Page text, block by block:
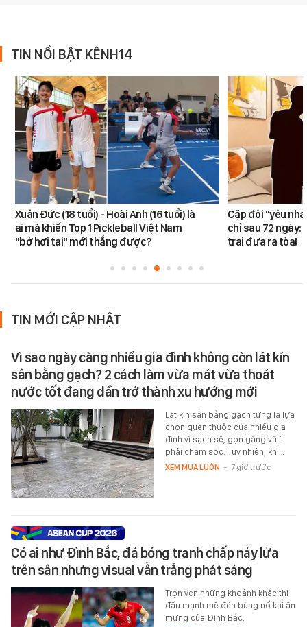
TIN NỔI BẬT KÊNH14
Xuân Đức (18 tuổi) - Hoài Anh (16 tuổi) là
ai mà khiến Top 1 Pickleball Việt Nam
"bở hơi tai" mới thắng được?
Cặp đôi "yêu
chỉ sau 72 ngày:
trai đưa ra tòa!
TIN MỚI CẬP NHẬT
Vì sao ngày càng nhiều gia đình không còn lát kín
sân bằng gạch? 2 cách làm vừa mát vừa thoát
nước tốt đang dần trở thành xu hướng mới
Lát kín sân bằng gạch từng là lựa
chọn quen thuộc của nhiều gia
đình vì sạch sẽ, gọn gàng và ít
phải chăm sóc. Tuy nhiên, khi…
XEM MUA LUÔN - 7 giờ trước
Có ai như Đình Bắc, đá bóng tranh chấp nảy lửa
trên sân nhưng visual vẫn trắng phát sáng
Trọn vẹn những khoảnh khắc thi
đấu mạnh mẽ đến bùng nổ khi ăn
mừng của Đình Bắc.